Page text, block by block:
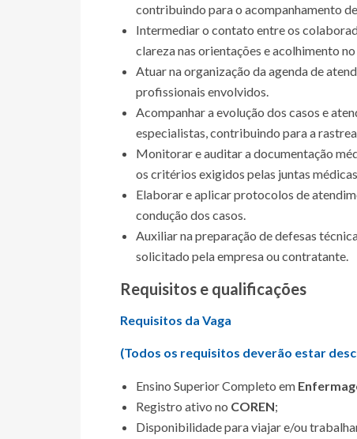
contribuindo para o acompanhamento
Intermediar o contato entre os
clareza nas orientações e acolhimento
Atuar na organização da agenda de
profissionais envolvidos.
Acompanhar a evolução dos casos e
especialistas, contribuindo para a
Monitorar e auditar a documentação
os critérios exigidos pelas juntas
Elaborar e aplicar protocolos de
condução dos casos.
Auxiliar na preparação de defesas
solicitado pela empresa ou contratante.
Requisitos e qualificações
Requisitos da Vaga
(Todos os requisitos deverão estar
Ensino Superior Completo em
Registro ativo no COREN;
Disponibilidade para viajar e/ou